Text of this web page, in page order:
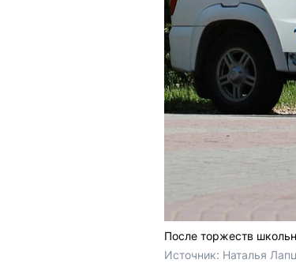
После торжеств
Источник: Наталья